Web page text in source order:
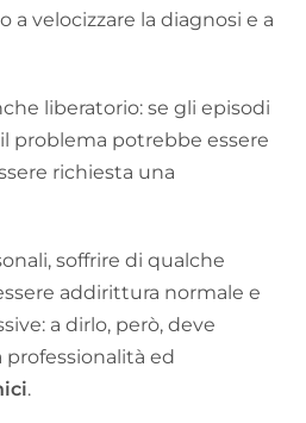
velocizzare la diagnosi e a
liberatorio: se gli episodi
problema potrebbe essere
richiesta una
soffrire di qualche
addirittura normale e
a dirlo, però, deve
professionalità ed
.